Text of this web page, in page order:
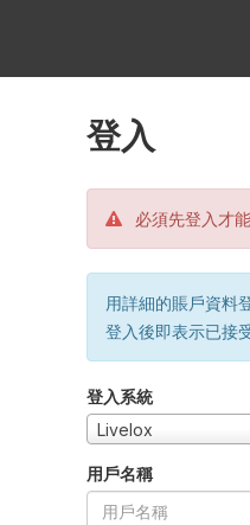
登入
必須先登入才
用詳細的賬戶資料
登入後即表示已接
登入系統
Livelox
用戶名稱